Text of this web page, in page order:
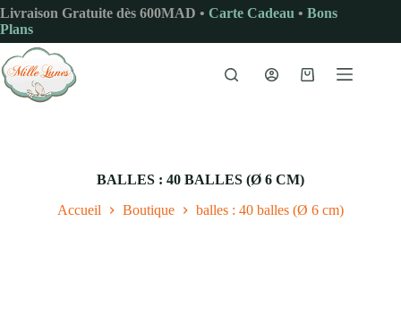
Passer
au
contenu
Livraison Gratuite dès 600MAD • Carte Cadeau • Bons
Plans
Panier
BALLES : 40 BALLES (Ø 6 CM)
Accueil Boutique balles : 40 balles (Ø 6 cm)